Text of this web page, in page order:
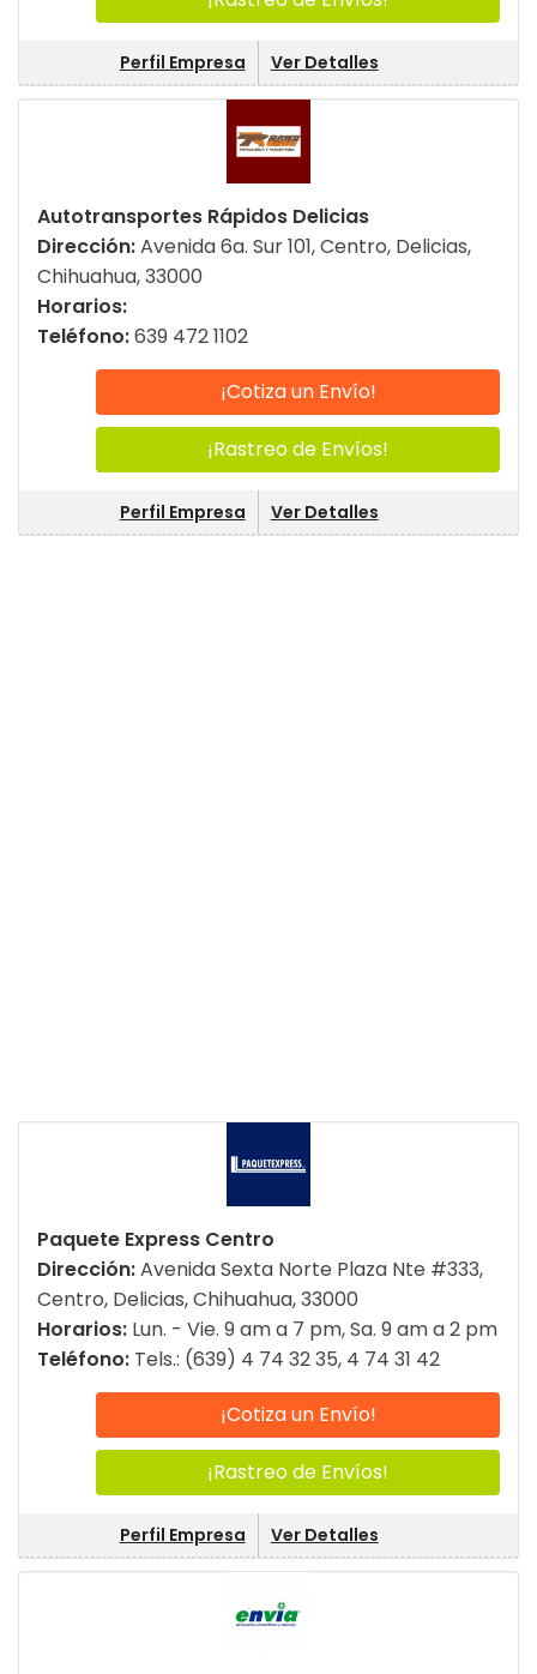
Perfil Empresa Ver Detalles
Autotransportes Rápidos Delicias
Dirección:Avenida 6a. Sur 101, Centro, Delicias,
Chihuahua, 33000
Horarios:
Teléfono:639 472 1102
¡Cotiza un Envío!
¡Rastreo de Envíos!
Perfil Empresa Ver Detalles
Paquete Express Centro
Dirección:Avenida Sexta Norte Plaza Nte #333,
Centro, Delicias, Chihuahua, 33000
Horarios: Lun. - Vie. 9 am a 7 pm, Sa. 9 am a 2 pm
Teléfono: Tels.: (639) 4 74 32 35, 4 74 31 42
¡Cotiza un Envío!
¡Rastreo de Envíos!
Perfil Empresa Ver Detalles